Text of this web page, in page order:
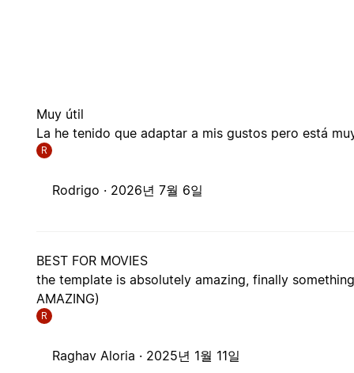
Muy útil
La he tenido que adaptar a mis gustos pero está
R
Rodrigo · 2026년 7월 6일
BEST FOR MOVIES
the template is absolutely amazing, finally
AMAZING)
R
Raghav Aloria · 2025년 1월 11일